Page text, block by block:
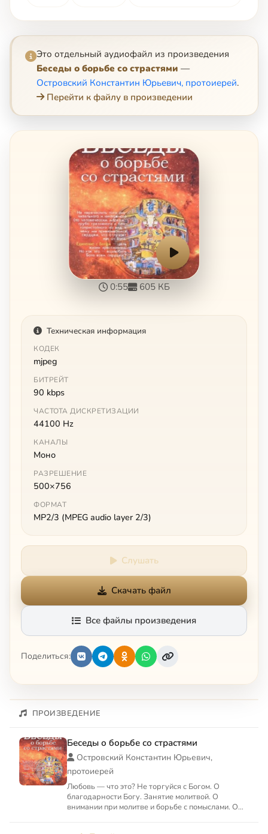
Это отдельный аудиофайл из произведения
Беседы о борьбе со страстями —
Островский Константин Юрьевич, протоиерей.
Перейти к файлу в произведении
0:55 605 КБ
Техническая информация
КОДЕК
mjpeg
БИТРЕЙТ
90 kbps
ЧАСТОТА ДИСКРЕТИЗАЦИИ
44100 Hz
КАНАЛЫ
Моно
РАЗРЕШЕНИЕ
500×756
ФОРМАТ
MP2/3 (MPEG audio layer 2/3)
Слушать
Скачать файл
Все файлы произведения
Поделиться:
ПРОИЗВЕДЕНИЕ
Беседы о борьбе со страстями
Островский Константин Юрьевич,
протоиерей
Любовь — что это? Не торгуйся с Богом. О
благодарности Богу. Занятие молитвой. О
внимании при молитве и борьбе с помыслами. О